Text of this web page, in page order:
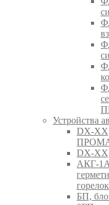
Устройства
DX-
DX-
АКГ-
БП,